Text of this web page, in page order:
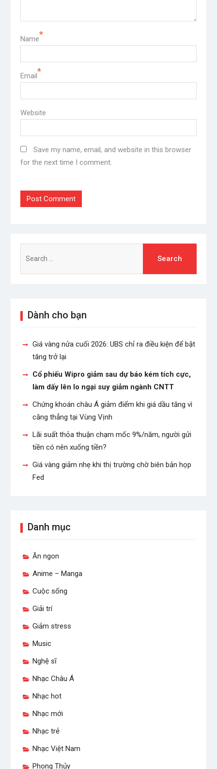
Name*
Email*
Website
Save my name, email, and website in this browser
for the next time I comment.
for:
Dành cho bạn
Giá vàng nửa cuối 2026: UBS chỉ ra điều kiện để bật
tăng trở lại
Cổ phiếu Wipro giảm sau dự báo kém tích cực,
làm dấy lên lo ngại suy giảm ngành CNTT
Chứng khoán châu Á giảm điểm khi giá dầu tăng vì
căng thẳng tại Vùng Vịnh
Lãi suất thỏa thuận chạm mốc 9%/năm, người gửi
tiền có nên xuống tiền?
Giá vàng giảm nhẹ khi thị trường chờ biên bản họp
Fed
Danh mục
Ăn ngon
Anime – Manga
Cuộc sống
Giải trí
Giảm stress
Music
Nghệ sĩ
Nhạc Châu Á
Nhạc hot
Nhạc mới
Nhạc trẻ
Nhạc Việt Nam
Phong Thủy